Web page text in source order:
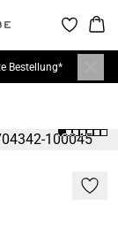
Bestellung*